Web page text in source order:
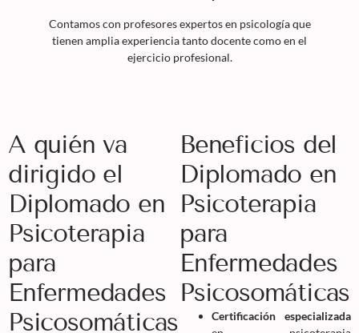
Contamos con profesores expertos en psicología que
tienen amplia experiencia tanto docente como en el
ejercicio profesional.
A quién va
dirigido el
Diplomado en
Psicoterapia
para
Enfermedades
Psicosomáticas
Beneficios del
Diplomado en
Psicoterapia
para
Enfermedades
Psicosomáticas
Certificación especializada